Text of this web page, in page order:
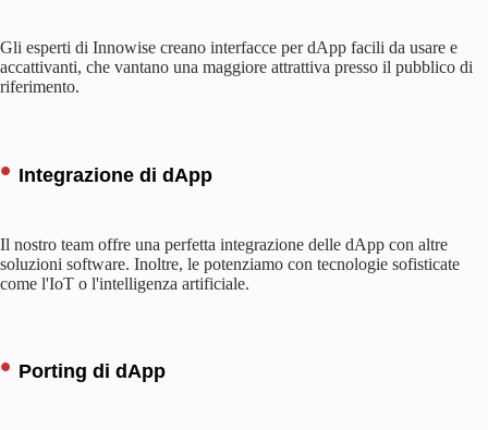
Gli esperti di Innowise creano interfacce per dApp facili da usare e
accattivanti, che vantano una maggiore attrattiva presso il pubblico di
riferimento.
Integrazione di dApp
Il nostro team offre una perfetta integrazione delle dApp con altre
soluzioni software. Inoltre, le potenziamo con tecnologie sofisticate
come l'IoT o l'intelligenza artificiale.
Porting di dApp